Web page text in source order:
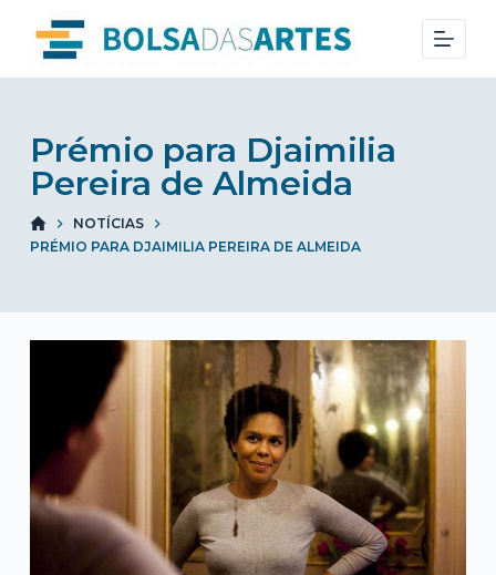
i
o
n
e
n
Prémio para Djaimilia
Pereira de Almeida
NOTÍCIAS
PRÉMIO PARA DJAIMILIA PEREIRA DE ALMEIDA